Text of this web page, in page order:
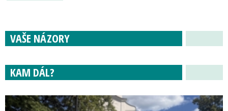
VAŠE NÁZORY
KAM DÁL?